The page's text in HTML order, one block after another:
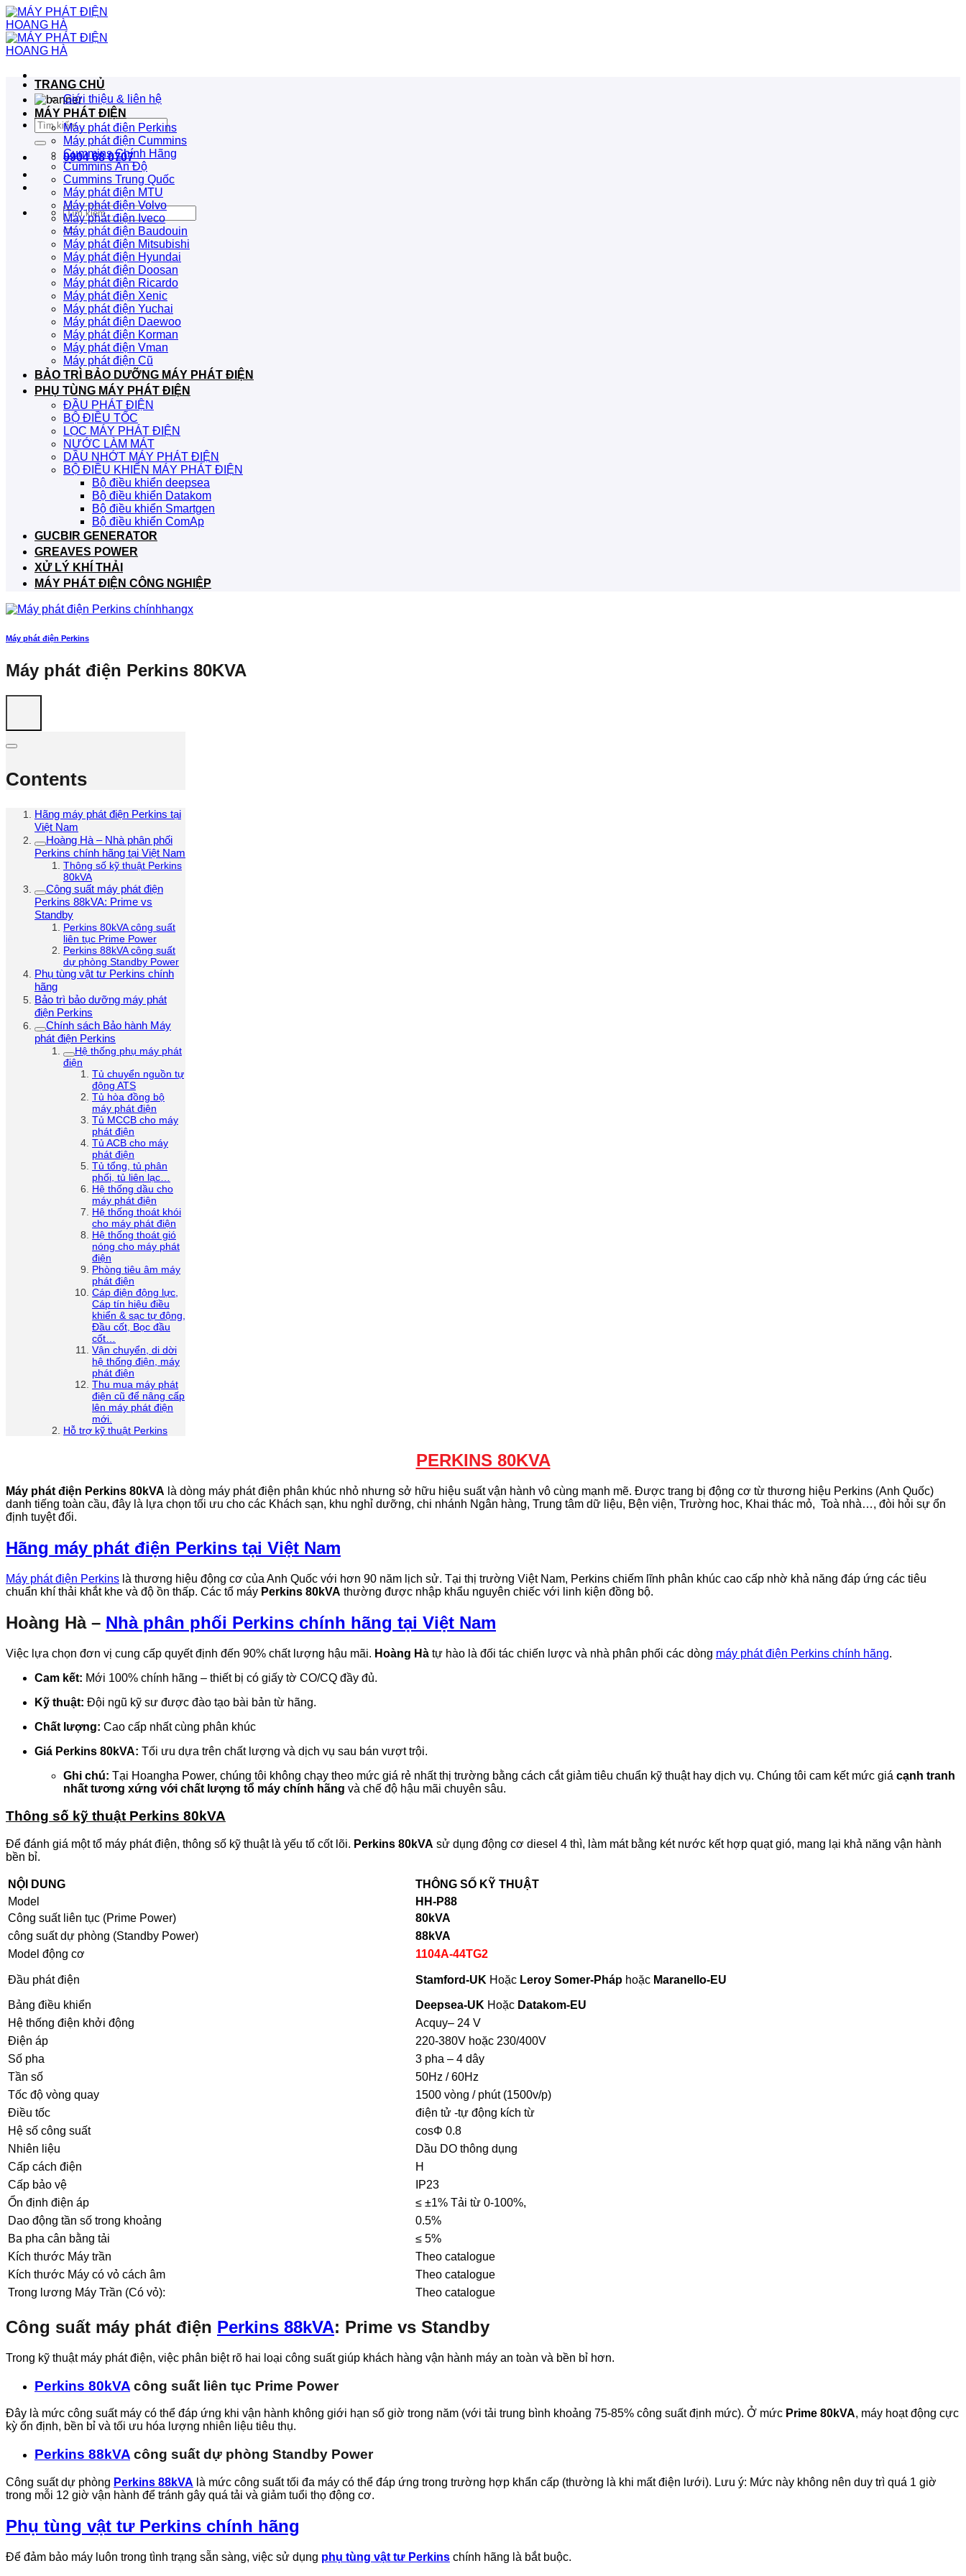
Bỏ
qua
nội
dung
Tìm
kiếm:
0904 68 0707
Tìm
kiếm:
TRANG CHỦ
Giới thiệu & liên hệ
MÁY PHÁT ĐIỆN
Máy phát điện Perkins
Máy phát điện Cummins
Cummins Chính Hãng
Cummins Ấn Độ
Cummins Trung Quốc
Máy phát điện MTU
Máy phát điện Volvo
Máy phát điện Iveco
Máy phát điện Baudouin
Máy phát điện Mitsubishi
Máy phát điện Hyundai
Máy phát điện Doosan
Máy phát điện Ricardo
Máy phát điện Xenic
Máy phát điện Yuchai
Máy phát điện Daewoo
Máy phát điện Korman
Máy phát điện Vman
Máy phát điện Cũ
BẢO TRÌ BẢO DƯỠNG MÁY PHÁT ĐIỆN
PHỤ TÙNG MÁY PHÁT ĐIỆN
ĐẦU PHÁT ĐIỆN
BỘ ĐIỀU TỐC
LỌC MÁY PHÁT ĐIỆN
NƯỚC LÀM MÁT
DẦU NHỚT MÁY PHÁT ĐIỆN
BỘ ĐIỀU KHIỂN MÁY PHÁT ĐIỆN
Bộ điều khiển deepsea
Bộ điều khiển Datakom
Bộ điều khiển Smartgen
Bộ điều khiển ComAp
GUCBIR GENERATOR
GREAVES POWER
XỬ LÝ KHÍ THẢI
MÁY PHÁT ĐIỆN CÔNG NGHIỆP
Máy phát điện Perkins
Máy phát điện Perkins 80KVA
Contents
Hãng máy phát điện Perkins tại
Việt Nam
Hoàng Hà – Nhà phân phối
Perkins chính hãng tại Việt Nam
Thông số kỹ thuật Perkins
80kVA
Công suất máy phát điện
Perkins 88kVA: Prime vs
Standby
Perkins 80kVA công suất
liên tục Prime Power
Perkins 88kVA công suất
dự phòng Standby Power
Phụ tùng vật tư Perkins chính
hãng
Bảo trì bảo dưỡng máy phát
điện Perkins
Chính sách Bảo hành Máy
phát điện Perkins
Hệ thống phụ máy phát
điện
Tủ chuyển nguồn tự
động ATS
Tủ hòa đồng bộ
máy phát điện
Tủ MCCB cho máy
phát điện
Tủ ACB cho máy
phát điện
Tủ tổng, tủ phân
phối, tủ liên lạc…
Hệ thống dầu cho
máy phát điện
Hệ thống thoát khói
cho máy phát điện
Hệ thống thoát gió
nóng cho máy phát
điện
Phòng tiêu âm máy
phát điện
Cáp điện động lực,
Cáp tín hiệu điều
khiển & sạc tự động,
Đầu cốt, Bọc đầu
cốt…
Vận chuyển, di dời
hệ thống điện, máy
phát điện
Thu mua máy phát
điện cũ để nâng cấp
lên máy phát điện
mới.
Hỗ trợ kỹ thuật Perkins
PERKINS 80KVA
Máy phát điện Perkins 80kVA là dòng máy phát điện phân khúc nhỏ nhưng sở hữu hiệu suất vận hành vô cùng mạnh mẽ. Được trang bị động cơ từ thương hiệu Perkins (Anh Quốc)
danh tiếng toàn cầu, đây là lựa chọn tối ưu cho các Khách sạn, khu nghỉ dưỡng, chi nhánh Ngân hàng, Trung tâm dữ liệu, Bện viện, Trường hoc, Khai thác mỏ, Toà nhà…, đòi hỏi sự ổn
định tuyệt đối.
Hãng máy phát điện Perkins tại Việt Nam
Máy phát điện Perkins là thương hiệu động cơ của Anh Quốc với hơn 90 năm lịch sử. Tại thị trường Việt Nam, Perkins chiếm lĩnh phân khúc cao cấp nhờ khả năng đáp ứng các tiêu
chuẩn khí thải khắt khe và độ ồn thấp. Các tổ máy Perkins 80kVA thường được nhập khẩu nguyên chiếc với linh kiện đồng bộ.
Hoàng Hà – Nhà phân phối Perkins chính hãng tại Việt Nam
Việc lựa chọn đơn vị cung cấp quyết định đến 90% chất lượng hậu mãi. Hoàng Hà tự hào là đối tác chiến lược và nhà phân phối các dòng máy phát điện Perkins chính hãng.
Cam kết: Mới 100% chính hãng – thiết bị có giấy tờ CO/CQ đầy đủ.
Kỹ thuật: Đội ngũ kỹ sư được đào tạo bài bản từ hãng.
Chất lượng: Cao cấp nhất cùng phân khúc
Giá Perkins 80kVA: Tối ưu dựa trên chất lượng và dịch vụ sau bán vượt trội.
Ghi chú: Tại Hoangha Power, chúng tôi không chạy theo mức giá rẻ nhất thị trường bằng cách cắt giảm tiêu chuẩn kỹ thuật hay dịch vụ. Chúng tôi cam kết mức giá cạnh tranh
nhất tương xứng với chất lượng tổ máy chính hãng và chế độ hậu mãi chuyên sâu.
Thông số kỹ thuật Perkins 80kVA
Để đánh giá một tổ máy phát điện, thông số kỹ thuật là yếu tố cốt lõi. Perkins 80kVA sử dụng động cơ diesel 4 thì, làm mát bằng két nước kết hợp quạt gió, mang lại khả năng vận hành
bền bỉ.
NỘI DUNG
THÔNG SỐ KỸ THUẬT
Model
HH-P88
Công suất liên tục (Prime Power)
80kVA
công suất dự phòng (Standby Power)
88kVA
Model động cơ
1104A-44TG2
Đầu phát điện Stamford-UK Hoặc Leroy Somer-Pháp hoặc Maranello-EU
Bảng điều khiển Deepsea-UK Hoặc Datakom-EU
Hệ thống điện khởi động
Acquy– 24 V
Điện áp
220-380V hoặc 230/400V
Số pha
3 pha – 4 dây
Tần số
50Hz / 60Hz
Tốc độ vòng quay
1500 vòng / phút (1500v/p)
Điều tốc
điện tử -tự động kích từ
Hệ số công suất
cosΦ 0.8
Nhiên liệu
Dầu DO thông dụng
Cấp cách điện
H
Cấp bảo vệ
IP23
Ổn định điện áp
≤ ±1% Tải từ 0-100%,
Dao động tần số trong khoảng
0.5%
Ba pha cân bằng tải
≤ 5%
Kích thước Máy trần
Theo catalogue
Kích thước Máy có vỏ cách âm
Theo catalogue
Trong lương Máy Trần (Có vỏ):
Theo catalogue
Công suất máy phát điện Perkins 88kVA: Prime vs Standby
Trong kỹ thuật máy phát điện, việc phân biệt rõ hai loại công suất giúp khách hàng vận hành máy an toàn và bền bỉ hơn.
Perkins 80kVA công suất liên tục Prime Power
Đây là mức công suất máy có thể đáp ứng khi vận hành không giới hạn số giờ trong năm (với tải trung bình khoảng 75-85% công suất định mức). Ở mức Prime 80kVA, máy hoạt động cực
kỳ ổn định, bền bỉ và tối ưu hóa lượng nhiên liệu tiêu thụ.
Perkins 88kVA công suất dự phòng Standby Power
Công suất dự phòng Perkins 88kVA là mức công suất tối đa máy có thể đáp ứng trong trường hợp khẩn cấp (thường là khi mất điện lưới). Lưu ý: Mức này không nên duy trì quá 1 giờ
trong mỗi 12 giờ vận hành để tránh gây quá tải và giảm tuổi thọ động cơ.
Phụ tùng vật tư Perkins chính hãng
Để đảm bảo máy luôn trong tình trạng sẵn sàng, việc sử dụng phụ tùng vật tư Perkins chính hãng là bắt buộc.